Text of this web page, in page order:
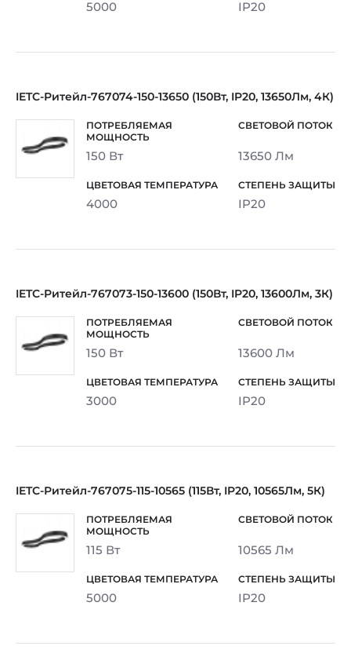
5000 IP20
IETC-Ритейл-767074-150-13650 (150Вт, IP20, 13650Лм, 4К)
150 Вт 13650 Лм
4000 IP20
IETC-Ритейл-767073-150-13600 (150Вт, IP20, 13600Лм, 3К)
150 Вт 13600 Лм
3000 IP20
IETC-Ритейл-767075-115-10565 (115Вт, IP20, 10565Лм, 5К)
115 Вт 10565 Лм
5000 IP20